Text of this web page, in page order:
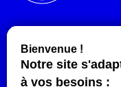
Liens utiles
Nos actualités
Nos publications
Contact